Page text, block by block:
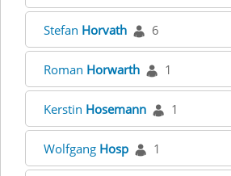
Stefan Horvath 6
Roman Horwarth 1
Kerstin Hosemann 1
Wolfgang Hosp 1